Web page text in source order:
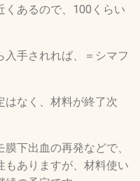
くあるので、100くらい
手されれば、＝シマフ
はなく、材料が終了次
下出血の再発などで、
もありますが、材料使い